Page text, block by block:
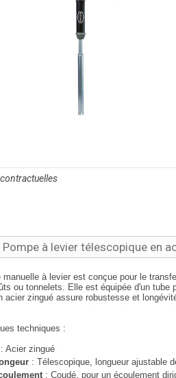
Pompe à levier télescopique en
manuelle à levier est conçue pour le
ou tonnelets. Elle est équipée d'un tube
acier zingué assure robustesse et
techniques :
: Acier zingué
: Télescopique, longueur ajustable
: Coudé, pour un écoulement